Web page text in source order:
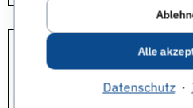
Alle
Datenschutz·
Kleiderordnung